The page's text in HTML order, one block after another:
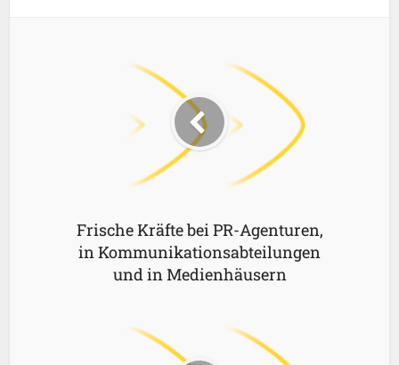
Frische Kräfte bei PR-Agenturen,
in Kommunikationsabteilungen
und in Medienhäusern